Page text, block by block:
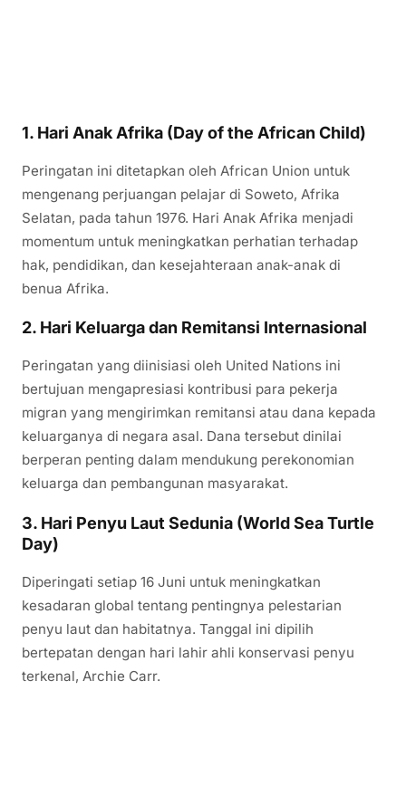
1. Hari Anak Afrika (Day of the African Child)
Peringatan ini ditetapkan oleh African Union untuk
mengenang perjuangan pelajar di Soweto, Afrika
Selatan, pada tahun 1976. Hari Anak Afrika menjadi
momentum untuk meningkatkan perhatian terhadap
hak, pendidikan, dan kesejahteraan anak-anak di
benua Afrika.
2. Hari Keluarga dan Remitansi Internasional
Peringatan yang diinisiasi oleh United Nations ini
bertujuan mengapresiasi kontribusi para pekerja
migran yang mengirimkan remitansi atau dana kepada
keluarganya di negara asal. Dana tersebut dinilai
berperan penting dalam mendukung perekonomian
keluarga dan pembangunan masyarakat.
3. Hari Penyu Laut Sedunia (World Sea Turtle
Day)
Diperingati setiap 16 Juni untuk meningkatkan
kesadaran global tentang pentingnya pelestarian
penyu laut dan habitatnya. Tanggal ini dipilih
bertepatan dengan hari lahir ahli konservasi penyu
terkenal, Archie Carr.